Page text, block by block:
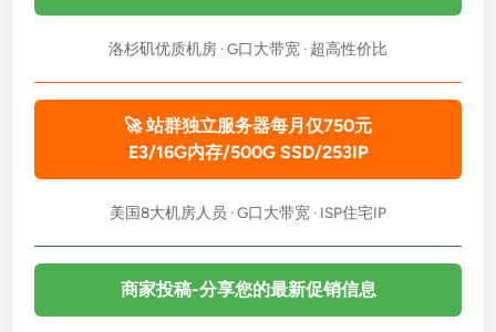
洛杉矶优质机房 · G口大带宽 · 超高性价比
🚀 站群独立服务器每月仅750元
E3/16G内存/500G SSD/253IP
美国8大机房人员 · G口大带宽 · ISP住宅IP
商家投稿-分享您的最新促销信息